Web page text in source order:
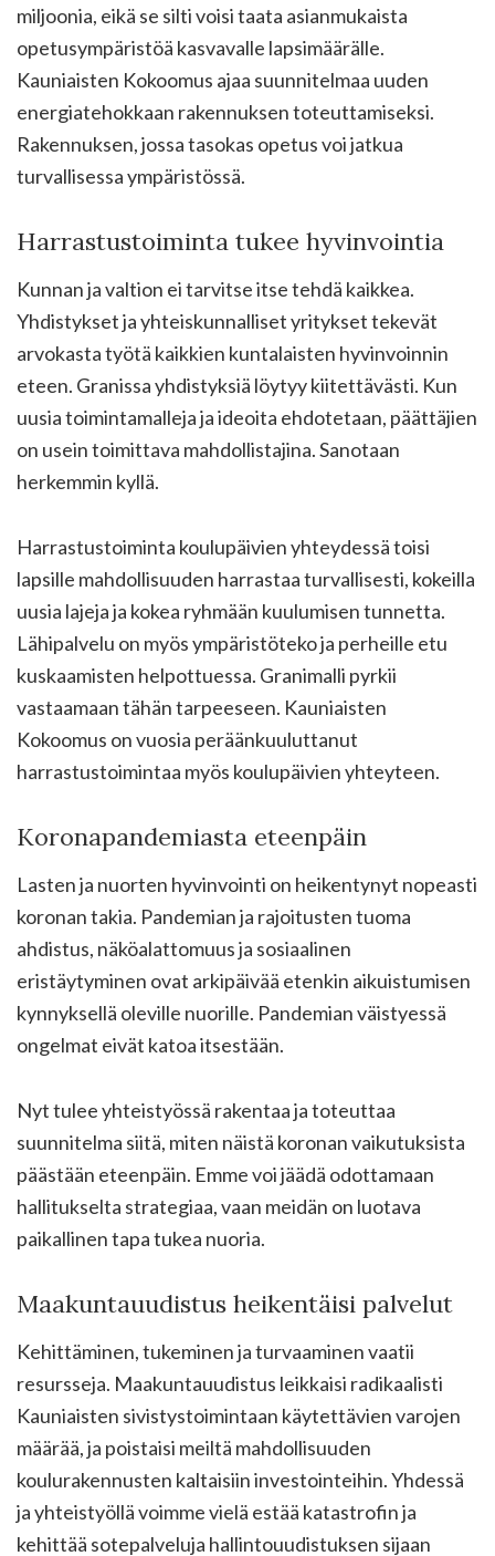
miljoonia, eikä se silti voisi taata asianmukaista
opetusympäristöä kasvavalle lapsimäärälle.
Kauniaisten Kokoomus ajaa suunnitelmaa uuden
energiatehokkaan rakennuksen toteuttamiseksi.
Rakennuksen, jossa tasokas opetus voi jatkua
turvallisessa ympäristössä.
Harrastustoiminta tukee hyvinvointia
Kunnan ja valtion ei tarvitse itse tehdä kaikkea.
Yhdistykset ja yhteiskunnalliset yritykset tekevät
arvokasta työtä kaikkien kuntalaisten hyvinvoinnin
eteen. Granissa yhdistyksiä löytyy kiitettävästi. Kun
uusia toimintamalleja ja ideoita ehdotetaan, päättäjien
on usein toimittava mahdollistajina. Sanotaan
herkemmin kyllä.
Harrastustoiminta koulupäivien yhteydessä toisi
lapsille mahdollisuuden harrastaa turvallisesti, kokeilla
uusia lajeja ja kokea ryhmään kuulumisen tunnetta.
Lähipalvelu on myös ympäristöteko ja perheille etu
kuskaamisten helpottuessa. Granimalli pyrkii
vastaamaan tähän tarpeeseen. Kauniaisten
Kokoomus on vuosia peräänkuuluttanut
harrastustoimintaa myös koulupäivien yhteyteen.
Koronapandemiasta eteenpäin
Lasten ja nuorten hyvinvointi on heikentynyt nopeasti
koronan takia. Pandemian ja rajoitusten tuoma
ahdistus, näköalattomuus ja sosiaalinen
eristäytyminen ovat arkipäivää etenkin aikuistumisen
kynnyksellä oleville nuorille. Pandemian väistyessä
ongelmat eivät katoa itsestään.
Nyt tulee yhteistyössä rakentaa ja toteuttaa
suunnitelma siitä, miten näistä koronan vaikutuksista
päästään eteenpäin. Emme voi jäädä odottamaan
hallitukselta strategiaa, vaan meidän on luotava
paikallinen tapa tukea nuoria.
Maakuntauudistus heikentäisi palvelut
Kehittäminen, tukeminen ja turvaaminen vaatii
resursseja. Maakuntauudistus leikkaisi radikaalisti
Kauniaisten sivistystoimintaan käytettävien varojen
määrää, ja poistaisi meiltä mahdollisuuden
koulurakennusten kaltaisiin investointeihin. Yhdessä
ja yhteistyöllä voimme vielä estää katastrofin ja
kehittää sotepalveluja hallintouudistuksen sijaan